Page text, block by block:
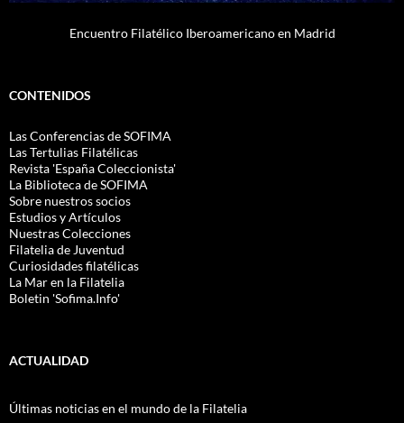
Encuentro Filatélico Iberoamericano en Madrid
CONTENIDOS
Las Conferencias de SOFIMA
Las Tertulias Filatélicas
Revista 'España Coleccionista'
La Biblioteca de SOFIMA
Sobre nuestros socios
Estudios y Artículos
Nuestras Colecciones
Filatelia de Juventud
Curiosidades filatélicas
La Mar en la Filatelia
Boletin 'Sofima.Info'
ACTUALIDAD
Últimas noticias en el mundo de la Filatelia